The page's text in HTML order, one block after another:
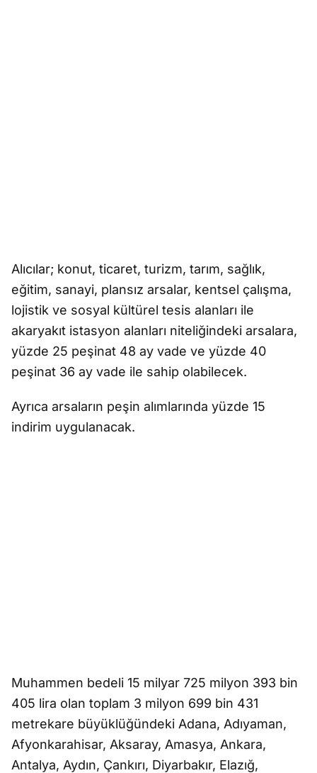
Alıcılar; konut, ticaret, turizm, tarım, sağlık,
eğitim, sanayi, plansız arsalar, kentsel çalışma,
lojistik ve sosyal kültürel tesis alanları ile
akaryakıt istasyon alanları niteliğindeki arsalara,
yüzde 25 peşinat 48 ay vade ve yüzde 40
peşinat 36 ay vade ile sahip olabilecek.
Ayrıca arsaların peşin alımlarında yüzde 15
indirim uygulanacak.
Muhammen bedeli 15 milyar 725 milyon 393 bin
405 lira olan toplam 3 milyon 699 bin 431
metrekare büyüklüğündeki Adana, Adıyaman,
Afyonkarahisar, Aksaray, Amasya, Ankara,
Antalya, Aydın, Çankırı, Diyarbakır, Elazığ,